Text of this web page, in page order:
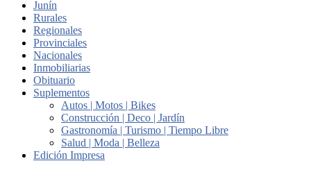
Junín
Rurales
Regionales
Provinciales
Nacionales
Inmobiliarias
Obituario
Suplementos
Autos | Motos | Bikes
Construcción | Deco | Jardín
Gastronomía | Turismo | Tiempo Libre
Salud | Moda | Belleza
Edición Impresa